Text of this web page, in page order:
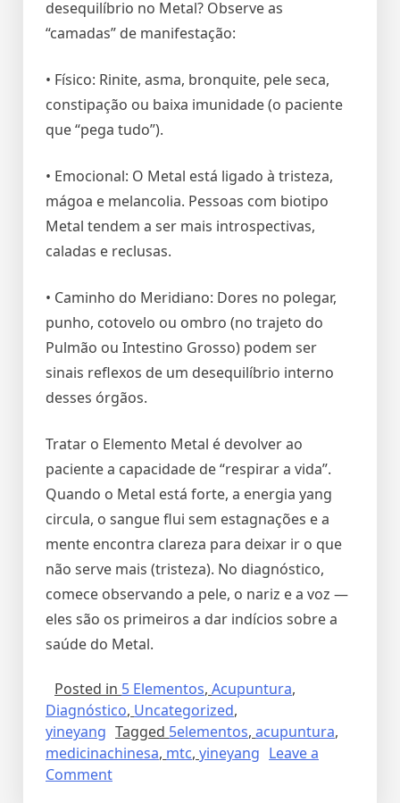
desequilíbrio no Metal? Observe as
“camadas” de manifestação:
• Físico: Rinite, asma, bronquite, pele seca,
constipação ou baixa imunidade (o paciente
que “pega tudo”).
• Emocional: O Metal está ligado à tristeza,
mágoa e melancolia. Pessoas com biotipo
Metal tendem a ser mais introspectivas,
caladas e reclusas.
• Caminho do Meridiano: Dores no polegar,
punho, cotovelo ou ombro (no trajeto do
Pulmão ou Intestino Grosso) podem ser
sinais reflexos de um desequilíbrio interno
desses órgãos.
Tratar o Elemento Metal é devolver ao
paciente a capacidade de “respirar a vida”.
Quando o Metal está forte, a energia yang
circula, o sangue flui sem estagnações e a
mente encontra clareza para deixar ir o que
não serve mais (tristeza). No diagnóstico,
comece observando a pele, o nariz e a voz —
eles são os primeiros a dar indícios sobre a
saúde do Metal.
Posted in 5 Elementos, Acupuntura,
Diagnóstico, Uncategorized,
yineyang Tagged 5elementos, acupuntura,
medicinachinesa, mtc, yineyang Leave a
Comment